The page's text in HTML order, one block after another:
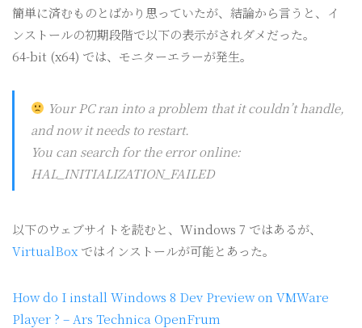
簡単に済むものとばかり思っていたが、結論から言うと、イ
ンストールの初期段階で以下の表示がされダメだった。
64-bit (x64) では、モニターエラーが発生。
Your PC ran into a problem that it couldn’t handle,
and now it needs to restart.
You can search for the error online:
HAL_INITIALIZATION_FAILED
以下のウェブサイトを読むと、Windows 7 ではあるが、
VirtualBox ではインストールが可能とあった。
How do I install Windows 8 Dev Preview on VMWare
Player ? – Ars Technica OpenFrum